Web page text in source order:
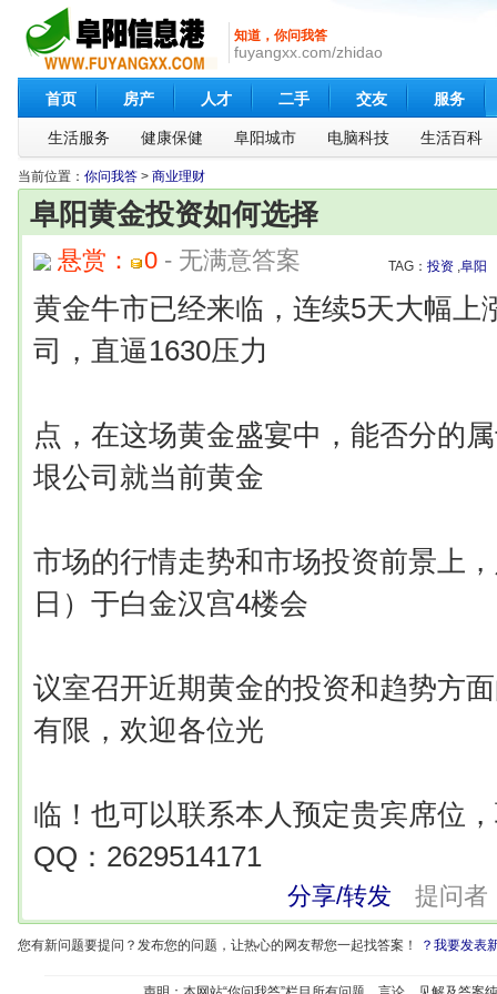
知道，你问我答
fuyangxx.com/zhidao
首页 房产 人才 二手 交友 服务
生活服务 健康保健 阜阳城市 电脑科技 生活百科
当前位置： 你问我答 > 商业理财
阜阳黄金投资如何选择
悬赏： 0 - 无满意答案 TAG： 投资 ,阜阳
黄金牛市已经来临，连续5天大幅上
司，直逼1630压力
点，在这场黄金盛宴中，能否分的
垠公司就当前黄金
市场的行情走势和市场投资前景上
日）于白金汉宫4楼会
议室召开近期黄金的投资和趋势方
有限，欢迎各位光
临！也可以联系本人预定贵宾席位
QQ：2629514171
分享/转发 提问者
您有新问题要提问？发布您的问题，让热心的网友帮您一起找答案！ ？我要发表